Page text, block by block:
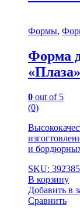
Формы,
Форма
0 out of 5
(0)
и
SKU:
В корзину
Добавить в
Сравнить